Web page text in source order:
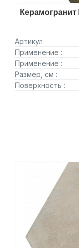
Артикул
Применение :
Применение :
Размер, см :
Поверхность :